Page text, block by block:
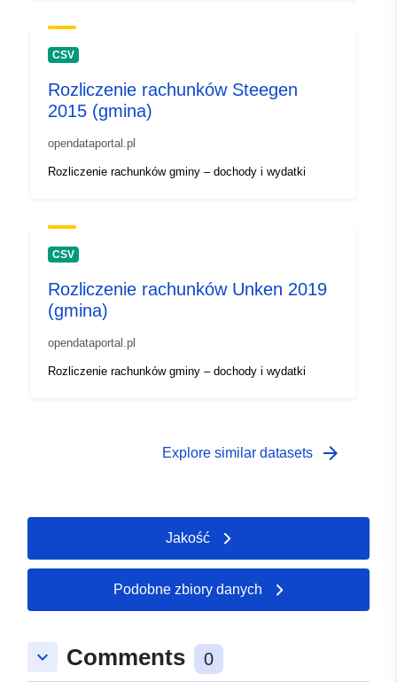
CSV
Rozliczenie rachunków Steegen
2015 (gmina)
opendataportal.pl
Rozliczenie rachunków gminy – dochody i wydatki
CSV
Rozliczenie rachunków Unken 2019
(gmina)
opendataportal.pl
Rozliczenie rachunków gminy – dochody i wydatki
Explore similar datasets arrow_forward
Jakość
Podobne zbiory danych
keyboard_arrow_down Comments 0